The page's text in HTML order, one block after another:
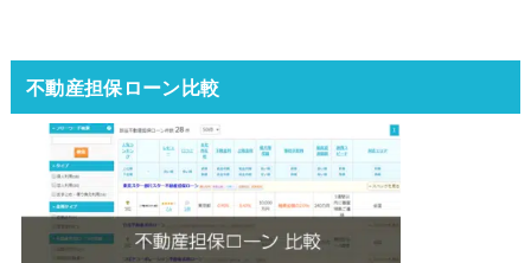
不動産担保ローン比較